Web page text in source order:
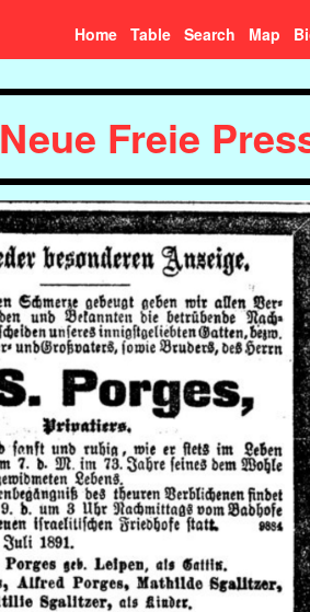
Home Table Search Map
Neue Freie